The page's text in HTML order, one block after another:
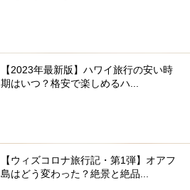
【2023年最新版】ハワイ旅行の安い時
期はいつ？格安で楽しめるハ...
【ウィズコロナ旅行記・第1弾】オアフ
島はどう変わった？絶景と絶品...